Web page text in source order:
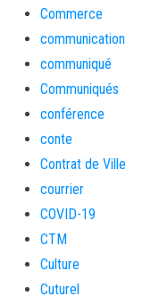
Commerce
communication
communiqué
Communiqués
conférence
conte
Contrat de Ville
courrier
COVID-19
CTM
Culture
Cuturel